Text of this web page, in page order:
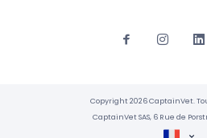
Copyright 2026 CaptainVet.
CaptainVet SAS, 6 Rue de